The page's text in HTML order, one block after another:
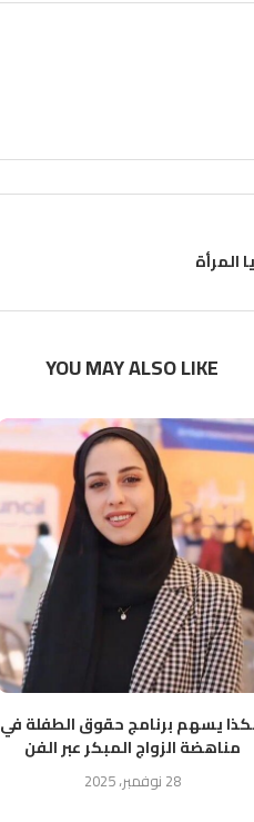
المرأة
YOU MAY ALSO LIKE
يسهم برنامج حقوق الطفلة في
مناهضة الزواج المبكر عبر الفن
28 نوفمبر، 2025